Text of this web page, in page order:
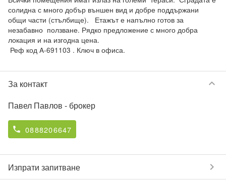
солидна с много добър външен вид и добре поддържани
общи части (стълбище).   Етажът е напълно готов за
незабавно  ползване. Рядко предложение с много добра
локация и на изгодна цена.
Реф код A-691103 . Ключ в офиса.
За контакт keyboard_arrow_down
Павел Павлов - брокер
phone 0888206647
Изпрати запитване chevron_right